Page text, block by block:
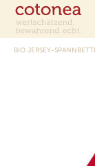
BIO JERSEY-